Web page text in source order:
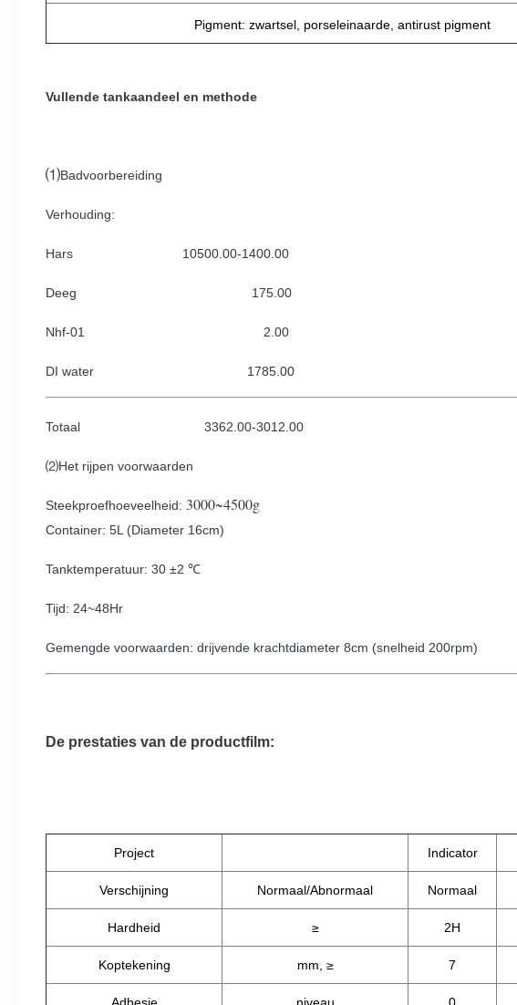
Pigment: zwartsel, porseleinaarde, antirust pigment
Vullende tankaandeel en methode
⑴Badvoorbereiding
Verhouding:
Hars 10500.00-1400.00
Deeg 175.00
Nhf-01 2.00
DI water 1785.00
Totaal 3362.00-3012.00
⑵Het rijpen voorwaarden
Steekproefhoeveelheid: 3000~4500g
Container: 5L (Diameter 16cm)
Tanktemperatuur: 30 ±2 ℃
Tijd: 24~48Hr
Gemengde voorwaarden: drijvende krachtdiameter 8cm (snelheid 200rpm)
De prestaties van de productfilm:
Project Indicator
Verschijning Normaal/Abnormaal Normaal
Hardheid ≥ 2H
Koptekening mm, ≥ 7